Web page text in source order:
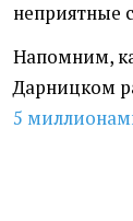
неприятные
Напомним,
Дарницком
5